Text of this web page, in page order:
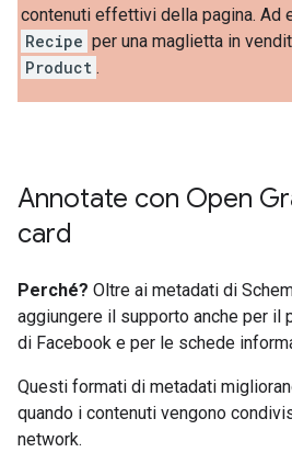
contenuti effettivi della pagina. Ad
Recipe per una maglietta in
Product .
Annotate con Open
card
Perché? Oltre ai metadati di
aggiungere il supporto anche per il
di Facebook e per le schede
Questi formati di metadati
quando i contenuti vengono
network.